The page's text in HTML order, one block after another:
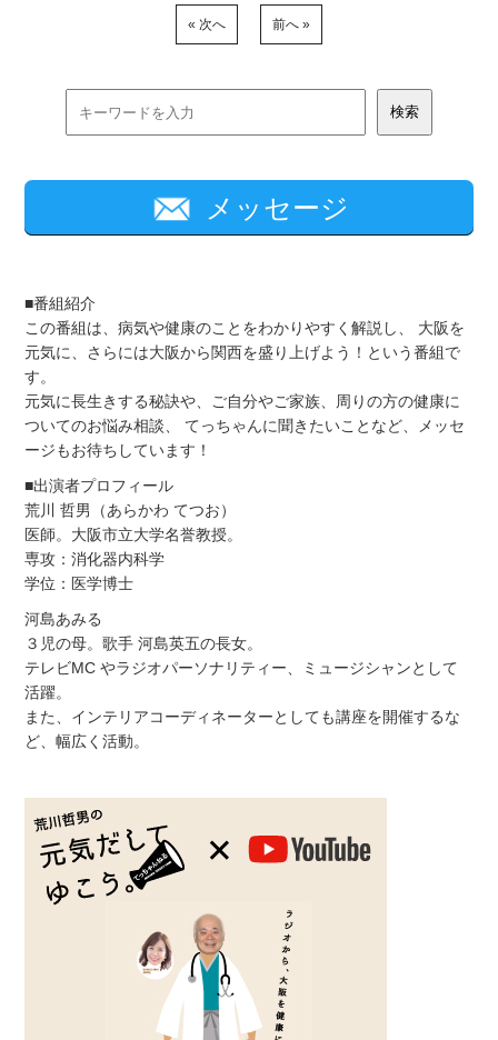
« 次へ 前へ »
メッセージ
■番組紹介
この番組は、病気や健康のことをわかりやすく解説し、 大阪を
元気に、さらには大阪から関西を盛り上げよう！という番組で
す。
元気に長生きする秘訣や、ご自分やご家族、周りの方の健康に
ついてのお悩み相談、 てっちゃんに聞きたいことなど、メッセ
ージもお待ちしています！
■出演者プロフィール
荒川 哲男（あらかわ てつお）
医師。大阪市立大学名誉教授。
専攻：消化器内科学
学位：医学博士
河島あみる
３児の母。歌手 河島英五の長女。
テレビMC やラジオパーソナリティー、ミュージシャンとして
活躍。
また、インテリアコーディネーターとしても講座を開催するな
ど、幅広く活動。